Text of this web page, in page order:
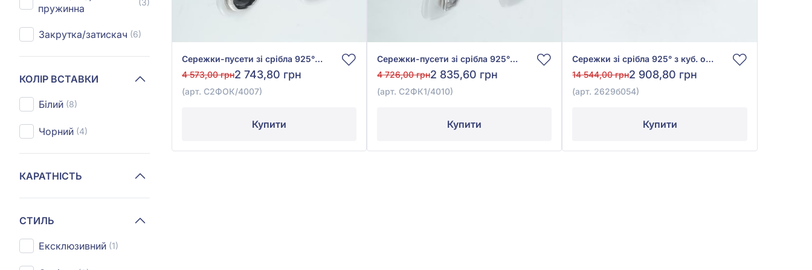
пружинна
(3)
Закрутка/затискач (6)
КОЛІР ВСТАВКИ
Білий (8)
Чорний (4)
КАРАТНІСТЬ
СТИЛЬ
Ексклюзивний (1)
Сережки-пусети зі срібла 925° з чорним фіанітом/куб.цирконієм та чорною керамікою, арт. С2ФОК/4007
4 573,00 грн2 743,80 грн
(арт. С2ФОК/4007)
Купити
Сережки-пусети зі срібла 925° з фіанітом/куб.цирконієм та керамікою, арт. С2ФК1/4010
4 726,00 грн2 835,60 грн
(арт. С2ФК1/4010)
Купити
Сережки зі срібла 925° з куб. окс. цирконію та керамікою, арт. 2629б054
14 544,00 грн2 908,80 грн
(арт. 2629б054)
Купити